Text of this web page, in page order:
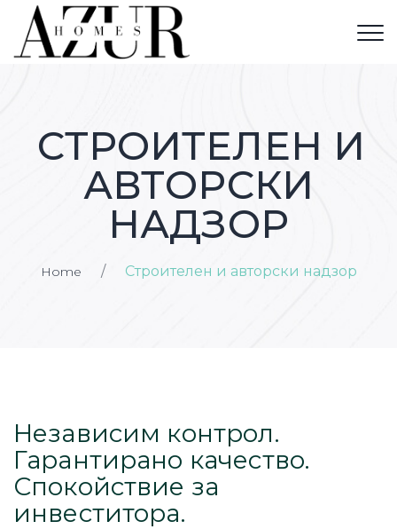
СТРОИТЕЛЕН И
АВТОРСКИ
НАДЗОР
Home / Строителен и авторски надзор
Независим контрол.
Гарантирано качество.
Спокойствие за
инвеститора.